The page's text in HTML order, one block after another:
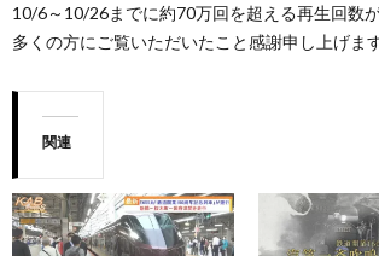
10/6～10/26までに約70万回を超える再生回数が
多くの方にご覧いただいたこと感謝申し上げます
関連